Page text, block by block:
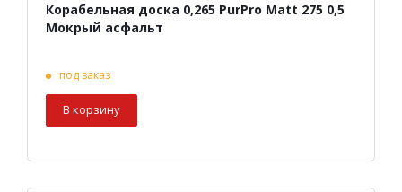
Корабельная доска 0,265 PurPro Matt 275 0,5
Мокрый асфальт
под заказ
В корзину